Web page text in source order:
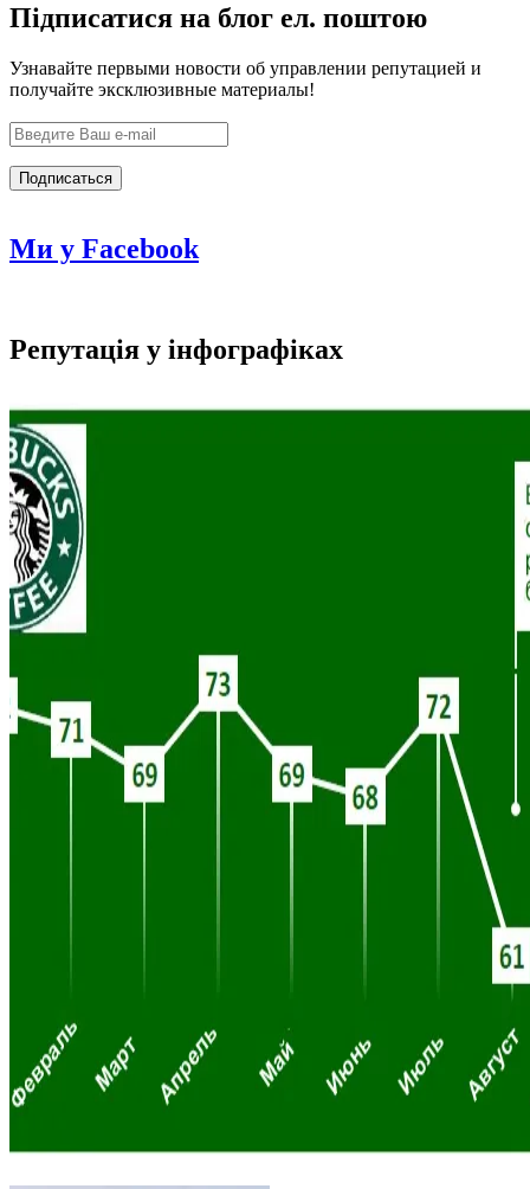
Підписатися на блог ел. поштою
Узнавайте первыми новости об управлении репутацией и
получайте эксклюзивные материалы!
Ми у Facebook
Репутація у інфографіках